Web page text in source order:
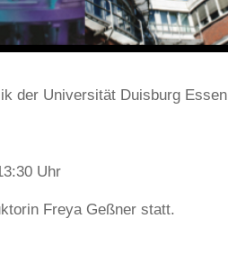
der Universität Duisburg Essen
Uhr
Freya Geßner statt.